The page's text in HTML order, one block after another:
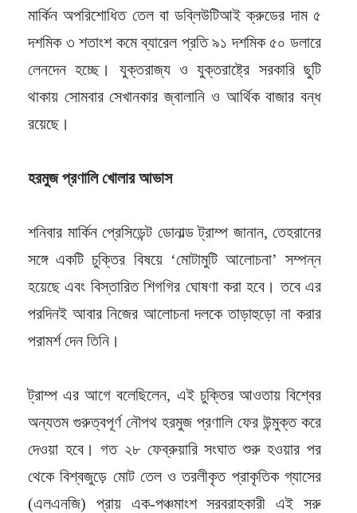
মার্কিন অপরিশোধিত তেল বা ডব্লিউটিআই ক্রুডের দাম ৫
দশমিক ৩ শতাংশ কমে ব্যারেল প্রতি ৯১ দশমিক ৫০ ডলারে
লেনদেন হচ্ছে। যুক্তরাজ্য ও যুক্তরাষ্ট্রে সরকারি ছুটি
থাকায় সোমবার সেখানকার জ্বালানি ও আর্থিক বাজার বন্ধ
রয়েছে।
হরমুজ প্রণালি খোলার আভাস
শনিবার মার্কিন প্রেসিডেন্ট ডোনাল্ড ট্রাম্প জানান, তেহরানের
সঙ্গে একটি চুক্তির বিষয়ে ‘মোটামুটি আলোচনা’ সম্পন্ন
হয়েছে এবং বিস্তারিত শিগগির ঘোষণা করা হবে। তবে এর
পরদিনই আবার নিজের আলোচনা দলকে তাড়াহুড়ো না করার
পরামর্শ দেন তিনি।
ট্রাম্প এর আগে বলেছিলেন, এই চুক্তির আওতায় বিশ্বের
অন্যতম গুরুত্বপূর্ণ নৌপথ হরমুজ প্রণালি ফের উন্মুক্ত করে
দেওয়া হবে। গত ২৮ ফেব্রুয়ারি সংঘাত শুরু হওয়ার পর
থেকে বিশ্বজুড়ে মোট তেল ও তরলীকৃত প্রাকৃতিক গ্যাসের
(এলএনজি) প্রায় এক-পঞ্চমাংশ সরবরাহকারী এই সরু